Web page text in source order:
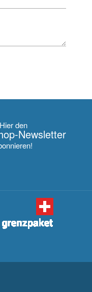
Hier den
Newsletter